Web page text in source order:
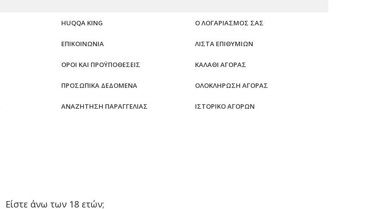
HUQQA KING
ΕΠΙΚΟΙΝΩΝΊΑ
ΌΡΟΙ ΚΑΙ ΠΡΟΫΠΟΘΈΣΕΙΣ
ΠΡΟΣΩΠΙΚΆ ΔΕΔΟΜΈΝΑ
ΑΝΑΖΉΤΗΣΗ ΠΑΡΑΓΓΕΛΊΑΣ
Ο ΛΟΓΑΡΙΑΣΜΌΣ ΣΑΣ
ΛΊΣΤΑ ΕΠΙΘΥΜΙΏΝ
ΚΑΛΆΘΙ ΑΓΟΡΆΣ
ΟΛΟΚΛΉΡΩΣΗ ΑΓΟΡΆΣ
ΙΣΤΟΡΙΚΌ ΑΓΟΡΏΝ
Είστε άνω των 18 ετών;